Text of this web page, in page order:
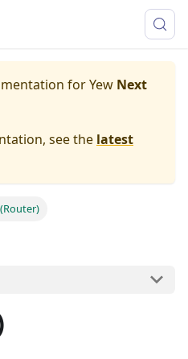
forYew Next
see the latest